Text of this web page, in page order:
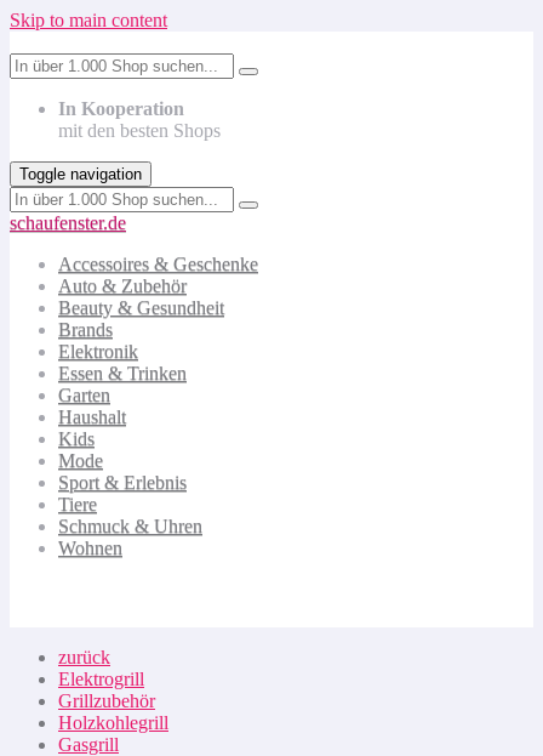
Skip to main content
In Kooperation
mit den besten Shops
Toggle navigation
schaufenster.de
Accessoires & Geschenke
Auto & Zubehör
Beauty & Gesundheit
Brands
Elektronik
Essen & Trinken
Garten
Haushalt
Kids
Mode
Sport & Erlebnis
Tiere
Schmuck & Uhren
Wohnen
zurück
Elektrogrill
Grillzubehör
Holzkohlegrill
Gasgrill